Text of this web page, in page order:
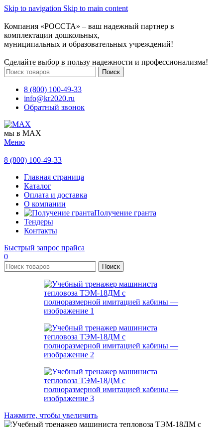
Skip to navigation Skip to main content
Компания «РОССТА» – ваш надежный партнер в
комплектации дошкольных,
муниципальных и образовательных учреждений!
Сделайте выбор в пользу надежности и профессионализма!
Поиск
8 (800) 100-49-33
info@kr2020.ru
Обратный звонок
мы в MAX
Меню
8 (800) 100-49-33
Главная страница
Каталог
Оплата и доставка
О компании
Получение гранта
Тендеры
Контакты
Быстрый запрос прайса
0
Поиск
Нажмите, чтобы увеличить